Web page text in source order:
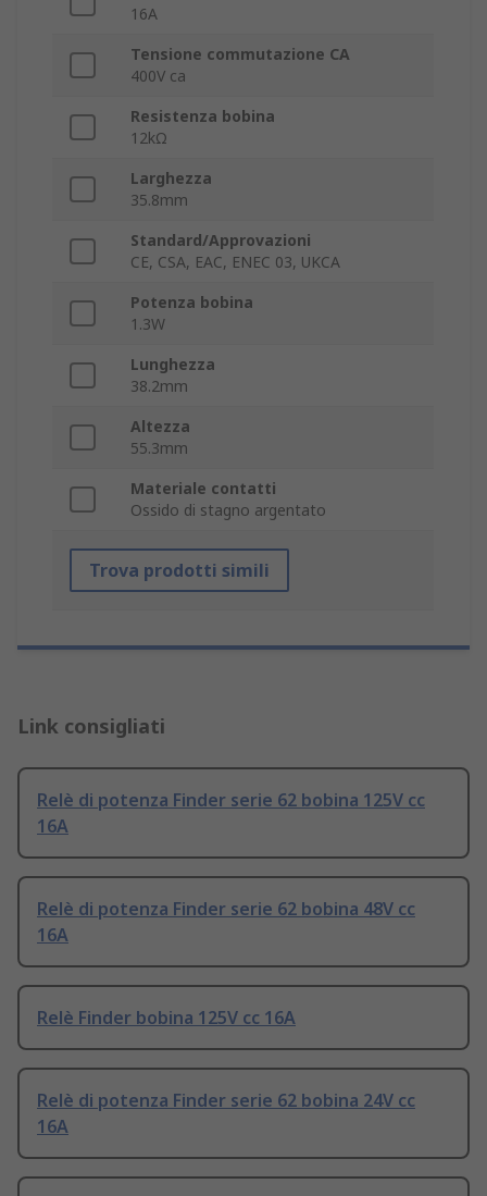
16A
Tensione commutazione CA
400V ca
Resistenza bobina
12kΩ
Larghezza
35.8mm
Standard/Approvazioni
CE, CSA, EAC, ENEC 03, UKCA
Potenza bobina
1.3W
Lunghezza
38.2mm
Altezza
55.3mm
Materiale contatti
Ossido di stagno argentato
Trova prodotti simili
Link consigliati
Relè di potenza Finder serie 62 bobina 125V cc
16A
Relè di potenza Finder serie 62 bobina 48V cc
16A
Relè Finder bobina 125V cc 16A
Relè di potenza Finder serie 62 bobina 24V cc
16A